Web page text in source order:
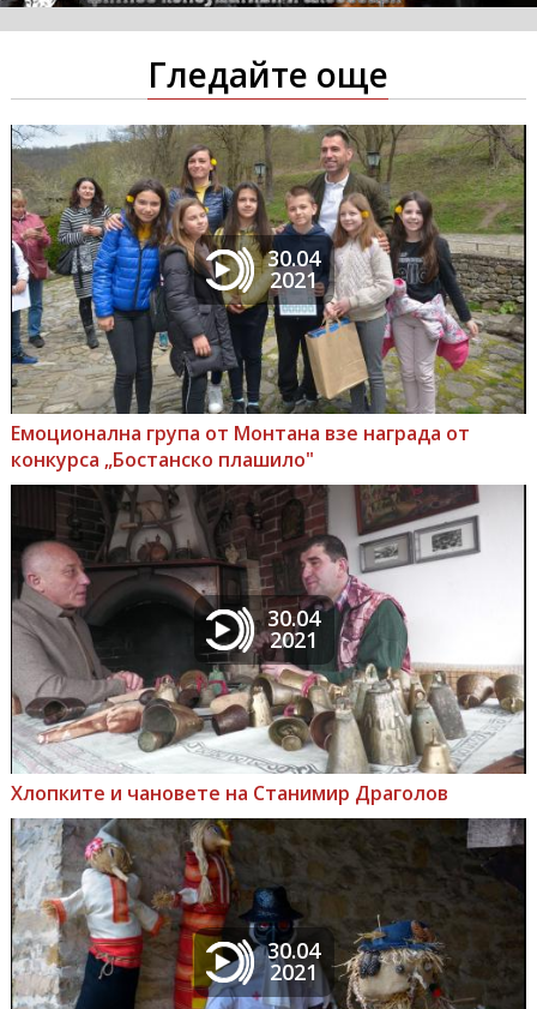
Гледайте още
30.04
2021
Емоционална група от Монтана взе награда от
конкурса „Бостанско плашило"
30.04
2021
Хлопките и чановете на Станимир Драголов
30.04
2021